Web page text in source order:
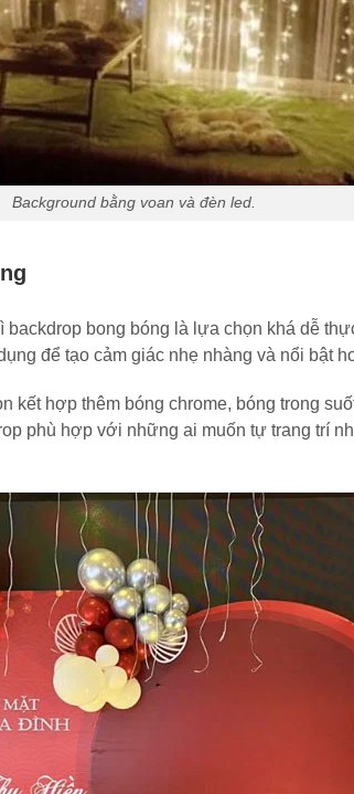
Background bằng voan và đèn led.
backdrop bong bóng là lựa chọn khá dễ
để tạo cảm giác nhẹ nhàng và nổi bật
kết hợp thêm bóng chrome, bóng trong
phù hợp với những ai muốn tự trang trí